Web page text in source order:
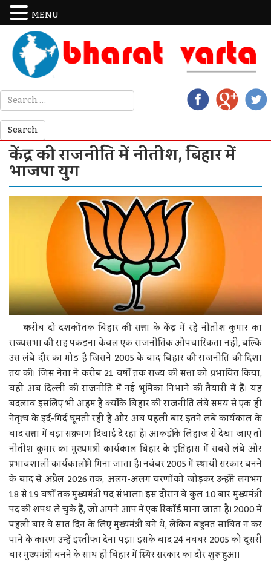
केंद्र की राजनीति में नीतीश, बिहार में
भाजपा युग
करीब दो दशकों तक बिहार की सत्ता के केंद्र में रहे नीतीश कुमार का
राज्यसभा की राह पकड़ना केवल एक राजनीतिक औपचारिकता नहीं, बल्कि
उस लंबे दौर का मोड़ है जिसने 2005 के बाद बिहार की राजनीति की दिशा
तय की। जिस नेता ने करीब 21 वर्षों तक राज्य की सत्ता को प्रभावित किया,
वही अब दिल्ली की राजनीति में नई भूमिका निभाने की तैयारी में हैं। यह
बदलाव इसलिए भी अहम है क्योंकि बिहार की राजनीति लंबे समय से एक ही
नेतृत्व के इर्द-गिर्द घूमती रही है और अब पहली बार इतने लंबे कार्यकाल के
बाद सत्ता में बड़ा संक्रमण दिखाई दे रहा है। आंकड़ों के लिहाज से देखा जाए तो
नीतीश कुमार का मुख्यमंत्री कार्यकाल बिहार के इतिहास में सबसे लंबे और
प्रभावशाली कार्यकालों में गिना जाता है। नवंबर 2005 में स्थायी सरकार बनने
के बाद से अप्रैल 2026 तक, अलग-अलग चरणों को जोड़कर उन्होंने लगभग
18 से 19 वर्षों तक मुख्यमंत्री पद संभाला। इस दौरान वे कुल 10 बार मुख्यमंत्री
पद की शपथ ले चुके हैं, जो अपने आप में एक रिकॉर्ड माना जाता है। 2000 में
पहली बार वे सात दिन के लिए मुख्यमंत्री बने थे, लेकिन बहुमत साबित न कर
पाने के कारण उन्हें इस्तीफा देना पड़ा। इसके बाद 24 नवंबर 2005 को दूसरी
बार मुख्यमंत्री बनने के साथ ही बिहार में स्थिर सरकार का दौर शुरू हुआ।
MENU